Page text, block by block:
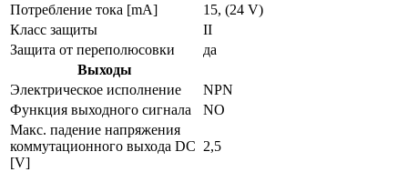
Потребление тока [mA]
15, (24 V)
Класс защиты
II
Защита от переполюсовки
да
Выходы
Электрическое исполнение
NPN
Функция выходного сигнала
NO
Макс. падение напряжения
коммутационного выхода DC
[V]
2,5